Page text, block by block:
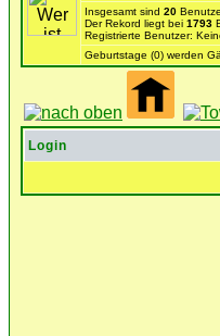
Insgesamt sind 20
Der Rekord liegt bei 1793
Registrierte Benutzer:
Geburtstage (0) werden
Login